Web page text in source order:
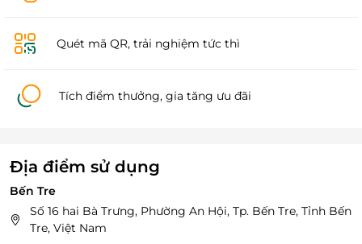
Quét mã QR, trải nghiệm tức thì
Tích điểm thưởng, gia tăng ưu đãi
Địa điểm sử dụng
Bến Tre
Số 16 hai Bà Trưng, Phường An Hội, Tp. Bến Tre, Tỉnh Bến
Tre, Việt Nam